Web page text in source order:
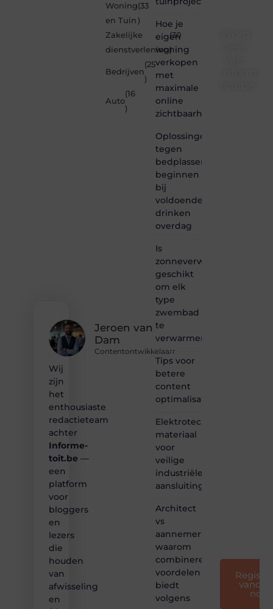
Jeroen van
Dam
Contentontwikkelaarr
Wij
zijn
het
enthousiaste
redactieteam
achter
Informe-
toit.be —
een
platform
voor
bloggers
en
lezers
die
houden
van
afwisseling
en
Woning
en Tuin
(33
)
Zakelijke
dienstverlening
(30
)
Bedrijven
(25
)
Auto
(16
)
Hoe je
eigen
woning
verkopen
met
maximale
online
zichtbaarheid
Oplossingen
tegen
bedplassen
beginnen
bij
voldoende
drinken
overdag
Is
zonneverwarming
geschikt
om elk
type
zwembad
te
verwarmen?
Tips voor
betere
content
optimalisatie
Elektrotechnisch
materiaal
voor
veilige
industriële
aansluitingen
Architect
vs
aannemer:
waarom
combineren
voordelen
biedt
volgens
nog